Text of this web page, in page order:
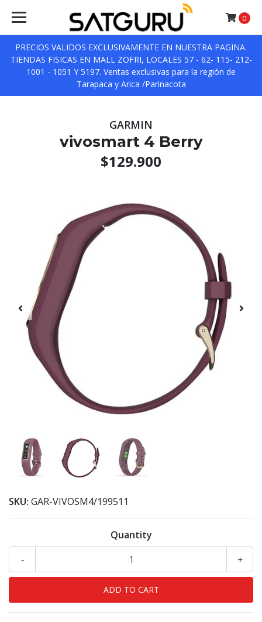
PRECIOS VALIDOS EXCLUSIVAMENTE EN NUESTRA PAGINA.
TIENDAS FISICAS EN MALL ZOFRI, LOCALES 57 - 62- 115- 212-
1001 - 1051 Y 5197. Ventas exclusivas para la región de
Tarapaca y Arica /Parinacota
0
GARMIN
vivosmart 4 Berry
$129.900
SKU: GAR-VIVOSM4/199511
Quantity
+
-